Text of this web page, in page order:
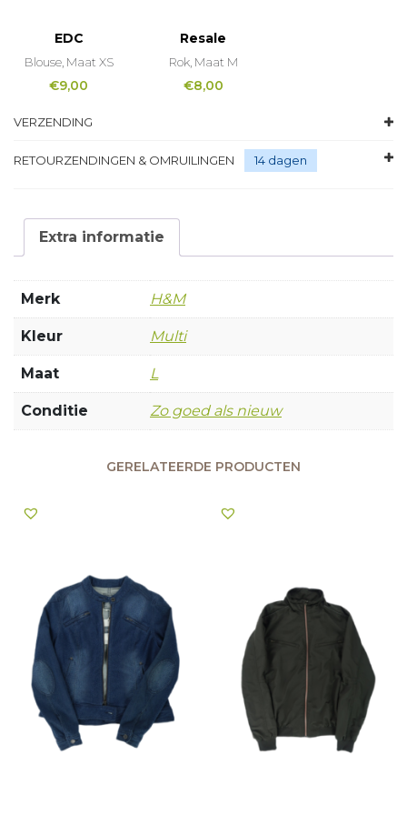
EDC
Blouse, Maat XS
€9,00
Resale
Rok, Maat M
€8,00
VERZENDING
RETOURZENDINGEN & OMRUILINGEN 14 dagen
Extra informatie
Merk H&M
Kleur Multi
Maat L
Conditie Zo goed als nieuw
GERELATEERDE PRODUCTEN